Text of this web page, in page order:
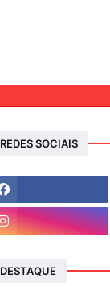
REDES SOCIAIS
DESTAQUE